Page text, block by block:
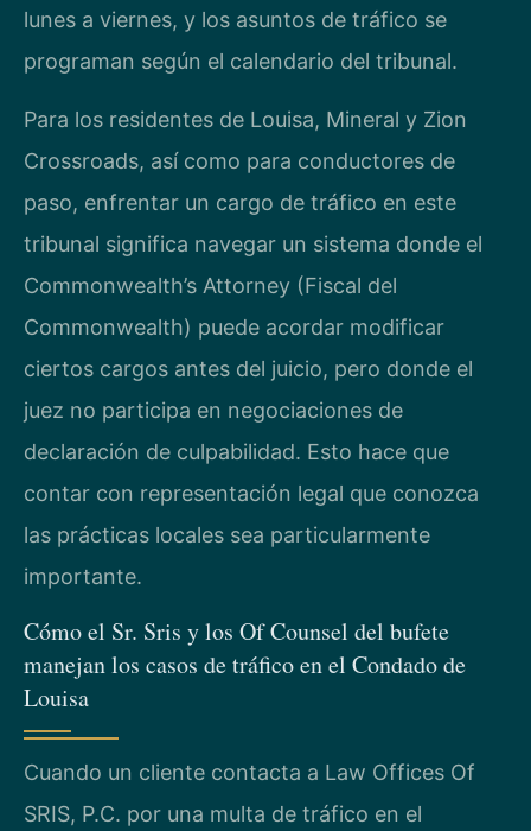
lunes a viernes, y los asuntos de tráfico se
programan según el calendario del tribunal.
Para los residentes de Louisa, Mineral y Zion
Crossroads, así como para conductores de
paso, enfrentar un cargo de tráfico en este
tribunal significa navegar un sistema donde el
Commonwealth’s Attorney (Fiscal del
Commonwealth) puede acordar modificar
ciertos cargos antes del juicio, pero donde el
juez no participa en negociaciones de
declaración de culpabilidad. Esto hace que
contar con representación legal que conozca
las prácticas locales sea particularmente
importante.
Cómo el Sr. Sris y los Of Counsel del bufete
manejan los casos de tráfico en el Condado de
Louisa
Cuando un cliente contacta a Law Offices Of
SRIS, P.C. por una multa de tráfico en el